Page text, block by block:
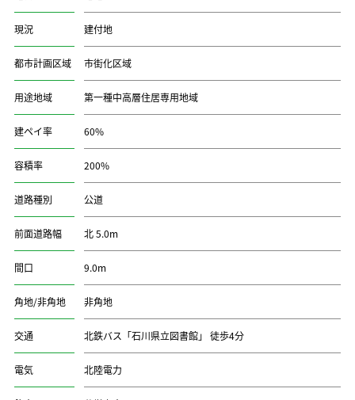
現況 建付地
都市計画区域 市街化区域
用途地域 第一種中高層住居専用地域
建ペイ率 60%
容積率 200%
道路種別 公道
前面道路幅 北 5.0m
間口 9.0m
角地/非角地 非角地
交通 北鉄バス「石川県立図書館」 徒歩4分
電気 北陸電力